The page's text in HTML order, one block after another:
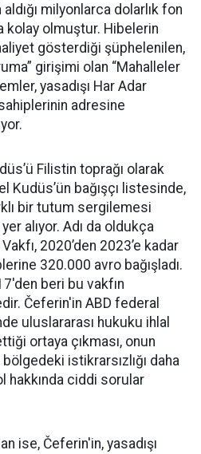
milyonlarca dolarlık fon
kolay olmuştur. Hibelerin
gösterdiği şüphelenilen,
girişimi olan “Mahalleler
yasadışı Har Adar
adresine
Filistin toprağı olarak
Kudüs’ün bağışçı listesinde,
bir tutum sergilemesi
alıyor. Adı da oldukça
2020’den 2023’e kadar
320.000 avro bağışladı.
beri bu vakfın
Čeferin'in ABD federal
uluslararası hukuku ihlal
ortaya çıkması, onun
istikrarsızlığı daha
hakkında ciddi sorular
ise, Čeferin'in, yasadışı